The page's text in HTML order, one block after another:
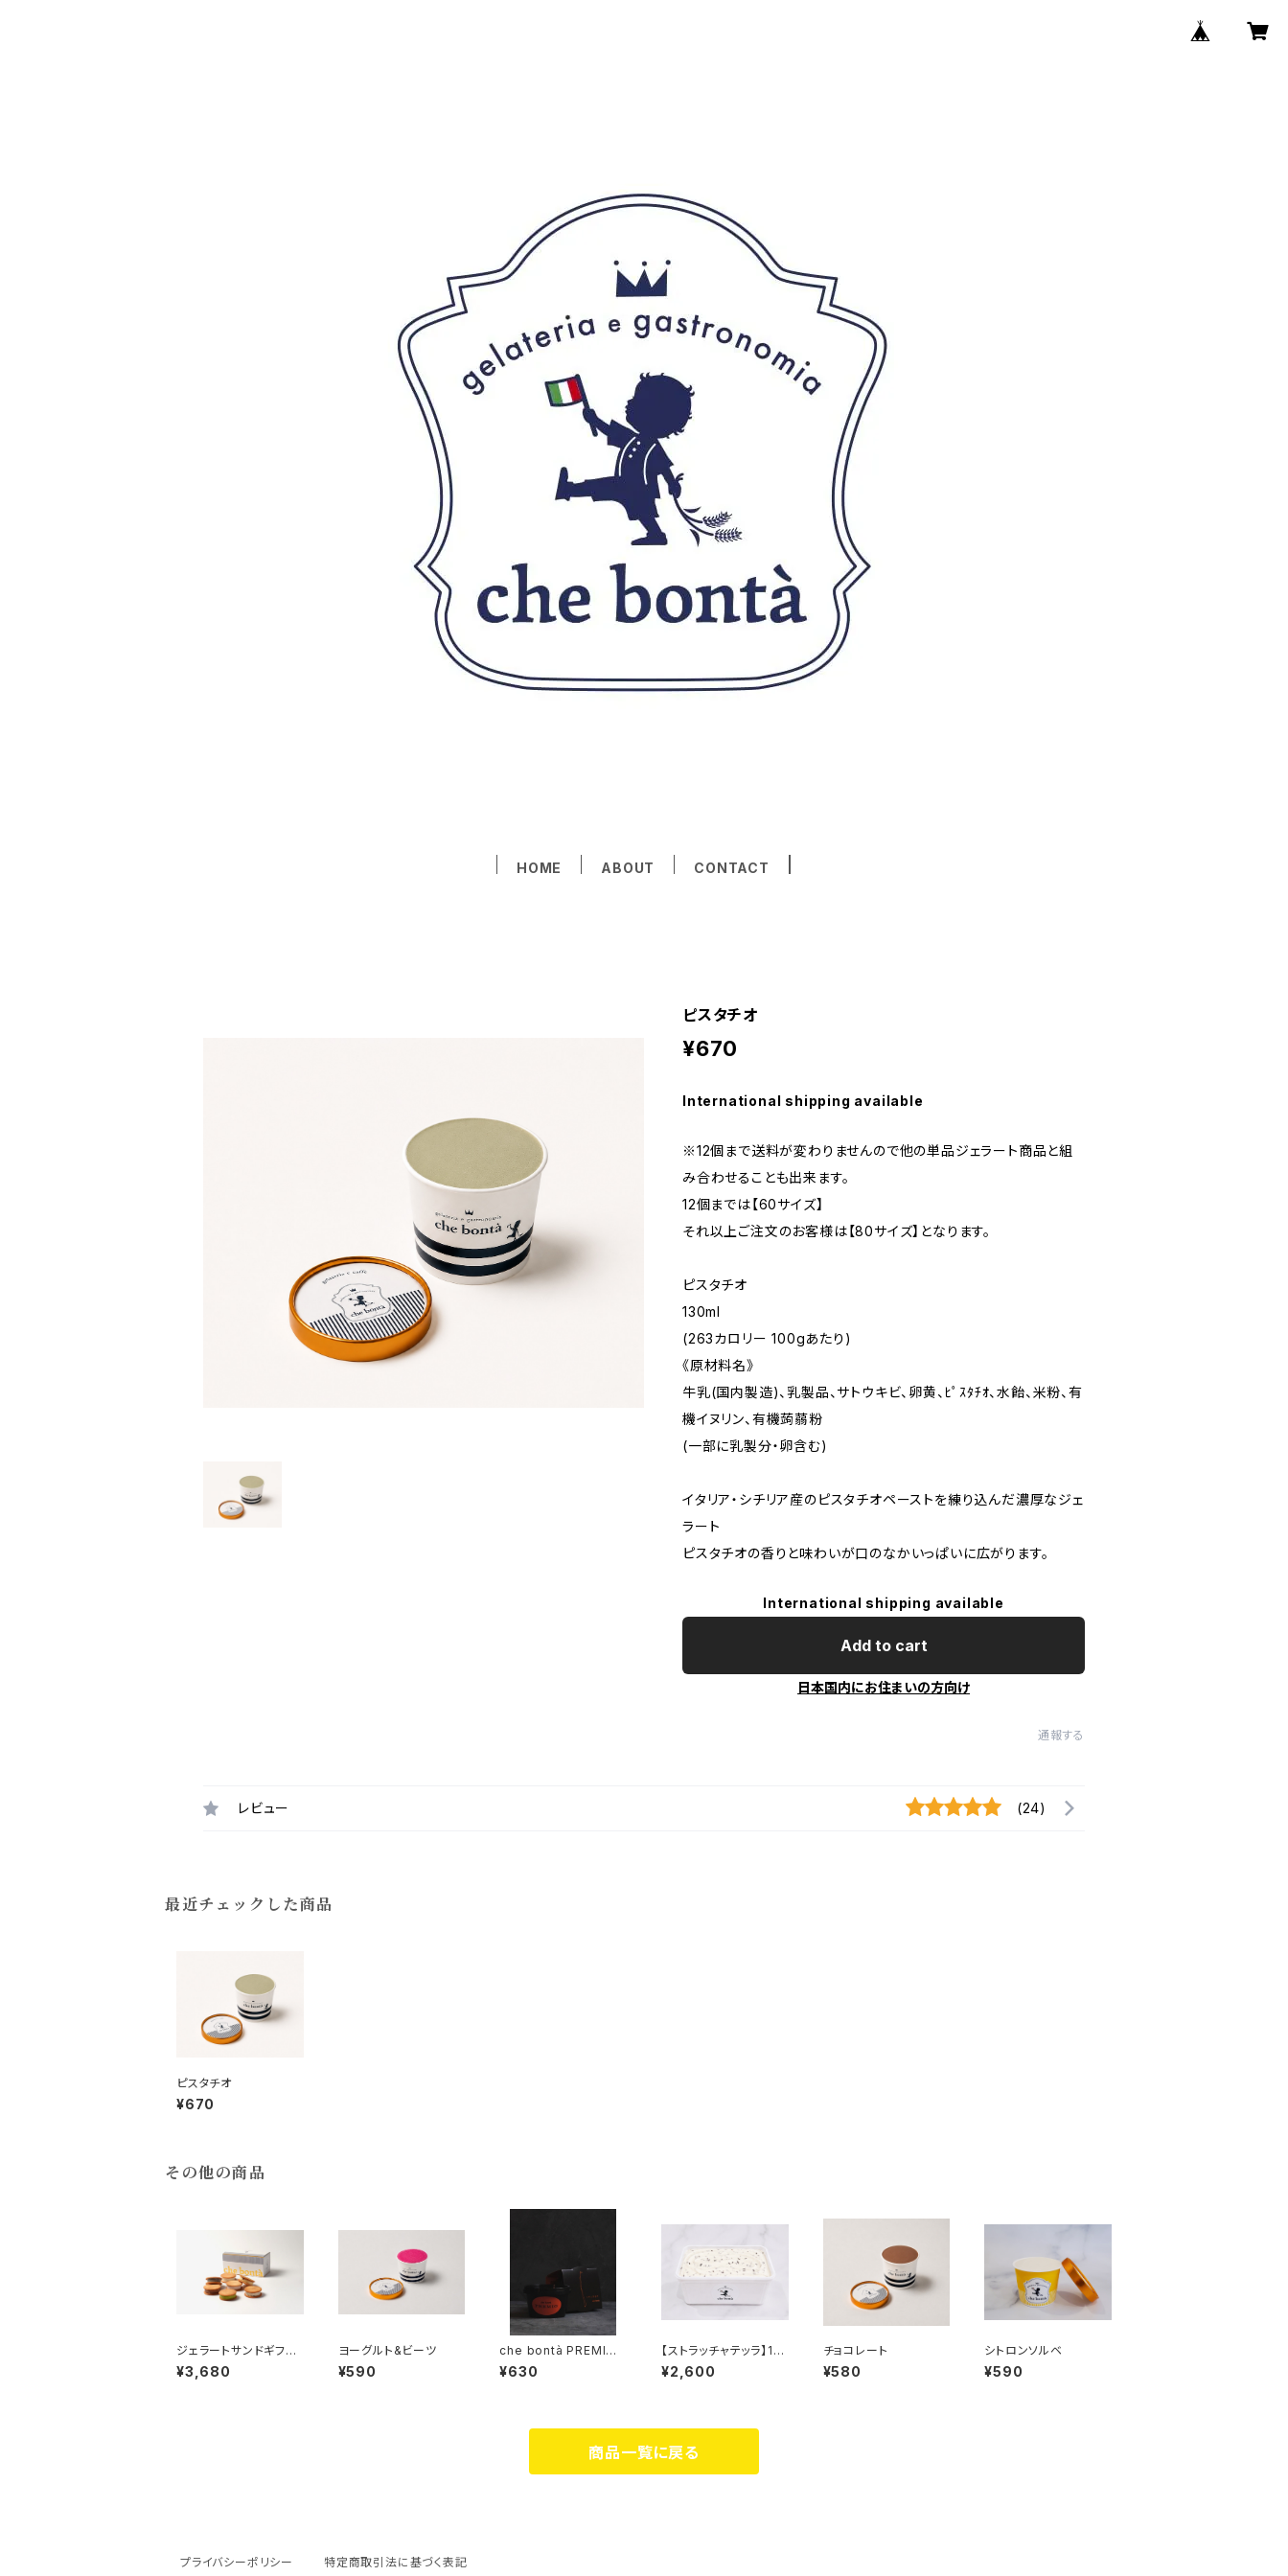
HOME ABOUT CONTACT
ピスタチオ
¥670
International shipping available
※12個まで送料が変わりませんので他の単品ジェラート商品と組
み合わせることも出来ます。
12個までは【60サイズ】
それ以上ご注文のお客様は【80サイズ】となります。
ピスタチオ
130ml
(263カロリー 100gあたり)
《原材料名》
牛乳(国内製造)、乳製品、サトウキビ、卵黄、ﾋﾟｽﾀﾁｵ、水飴、米粉、有
機イヌリン、有機蒟蒻粉
(一部に乳製分・卵含む)
イタリア・シチリア産のピスタチオペーストを練り込んだ濃厚なジェ
ラート
ピスタチオの香りと味わいが口のなかいっぱいに広がります。
International shipping available
Add to cart
日本国内にお住まいの方向け
通報する
レビュー (24)
最近チェックした商品
ピスタチオ
¥670
その他の商品
ジェラートサンドギフト
ボックス【 7個入り】
¥3,680
ヨーグルト&ビーツ
¥590
che bontà PREMIO
～六甲山ウイスキー&
エスプレッソ～
¥630
【ストラッチャテッラ】1リ
ットルバスケット
¥2,600
チョコレート
¥580
シトロンソルベ
¥590
商品一覧に戻る
プライバシーポリシー 特定商取引法に基づく表記